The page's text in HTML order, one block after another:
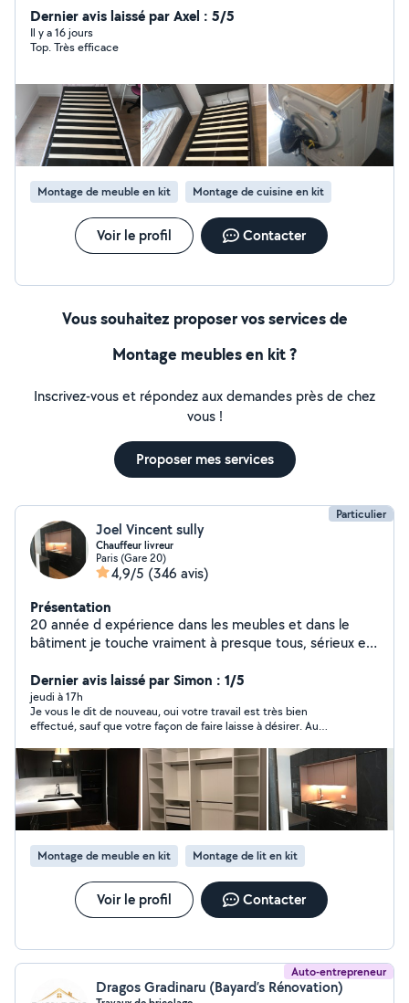
Dernier avis laissé par Axel : 5/5
Il y a 16 jours
Top. Très efficace
Montage de meuble en kit Montage de cuisine en kit
Voir le profil Contacter
Vous souhaitez proposer vos services de
Montage meubles en kit ?
Inscrivez-vous et répondez aux demandes près de chez
vous !
Proposer mes services
Particulier
Joel Vincent sully
Chauffeur livreur
Paris (Gare 20)
4,9/5 (346 avis)
Présentation
20 année d expérience dans les meubles et dans le
bâtiment je touche vraiment à presque tous, sérieux et
Dernier avis laissé par Simon : 1/5
jeudi à 17h
Je vous le dit de nouveau, oui votre travail est très bien
effectué, sauf que votre façon de faire laisse à désirer. Au
quelqu’un travailler sans boire et manger vous ne m’avez rien
demandé mais moi je l’ai fait avec mon cœur. Maintenant vous
pouvez dire que je suis irrespectueux, tout simplement, parce
que je suis trop respectueux et honnête hélas À bon
entendeur
Montage de meuble en kit Montage de lit en kit
Voir le profil Contacter
Auto-entrepreneur
Dragos Gradinaru (Bayard’s Rénovation)